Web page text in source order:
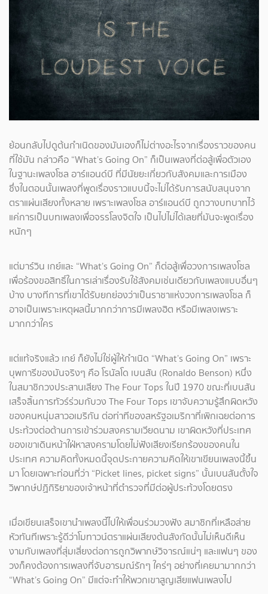
ย้อนกลับไปดูต้นกำเนิดของมันเองก็ไม่ต่างอะไรจากเรื่องราวของคน
ที่ใช้มัน กล่าวคือ “What’s Going On” ก็เป็นเพลงที่ต่อสู้เพื่อตัวเอง
ในฐานะเพลงโซล อาร์แอนด์บี ที่มีนัยยะเกี่ยวกับสังคมและการเมือง
ซึ่งในตอนนั้นเพลงที่พูดเรื่องราวแบบนี้จะไม่ได้รับการสนับสนุนจาก
ตราแผ่นเสียงทั้งหลาย เพราะเพลงโซล อาร์แอนด์บี ถูกวางบทบาทไว้
แค่การเป็นบทเพลงเพื่อจรรโลงจิตใจ เป็นไปไม่ได้เลยที่มันจะพูดเรื่อง
หนักๆ
แต่มาร์วิน เกย์และ “What’s Going On” ก็ต่อสู้เพื่อวงการเพลงโซล
เพื่อร้องขอสิทธิ์ในการเล่าเรื่องรับใช้สังคมเช่นเดียวกับเพลงแบบอื่นๆ
บ้าง บางทีการที่เขาได้รับยกย่องว่าเป็นราชาแห่งวงการเพลงโซล ก็
อาจเป็นเพราะเหตุผลนี้มากกว่าการมีเพลงฮิต หรือมีเพลงเพราะ
มากกว่าใคร
​แต่แท้จริงแล้ว เกย์ ก็ยังไม่ใช่ผู้ให้กำเนิด “What’s Going On” เพราะ
บุพการีของมันจริงๆ คือ โรนัลโด เบนสัน (Ronaldo Benson) หนึ่ง
ในสมาชิกวงประสานเสียง The Four Tops ในปี 1970 ขณะที่เบนสัน
เสร็จสิ้นการทัวร์ร่วมกับวง The Four Tops เขาจับความรู้สึกผิดหวัง
ของคนหนุ่มสาวอเมริกัน ต่อท่าทีของสหรัฐอเมริกาที่เพิกเฉยต่อการ
ประท้วงต่อต้านการเข้าร่วมสงครามเวียดนาม เขาผิดหวังที่ประเทศ
ของเขาเดินหน้าใฝ่หาสงครามโดยไม่ฟังเสียงเรียกร้องของคนใน
ประเทศ ความคิดทั้งหมดนี้จุดประกายความคิดให้เขาเขียนเพลงนี้ขึ้น
มา โดยเฉพาะท่อนที่ว่า “Picket lines, picket signs” นั้นเบนสันตั้งใจ
วิพากษ์ปฏิกิริยาของเจ้าหน้าที่ตำรวจที่มีต่อผู้ประท้วงโดยตรง
​เมื่อเขียนเสร็จเขานำเพลงนี้ไปให้เพื่อนร่วมวงฟัง สมาชิกที่เหลือส่าย
หัวทันทีเพราะรู้ดีว่าโมทาวน์ตราแผ่นเสียงต้นสังกัดนั้นไม่เห็นดีเห็น
งามกับเพลงที่สุ่มเสี่ยงต่อการถูกวิพากษ์วิจารณ์แน่ๆ และแฟนๆ ของ
วงก็คงต้องการเพลงที่จับอารมณ์รักๆ ใคร่ๆ อย่างที่เคยมามากกว่า
“What’s Going On” มีแต่จะทำให้พวกเขาสูญเสียแฟนเพลงไป